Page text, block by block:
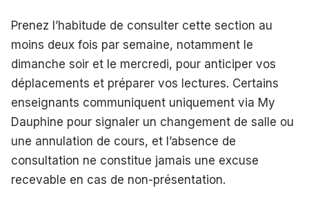
Prenez l’habitude de consulter cette section au
moins deux fois par semaine, notamment le
dimanche soir et le mercredi, pour anticiper vos
déplacements et préparer vos lectures. Certains
enseignants communiquent uniquement via My
Dauphine pour signaler un changement de salle ou
une annulation de cours, et l’absence de
consultation ne constitue jamais une excuse
recevable en cas de non-présentation.